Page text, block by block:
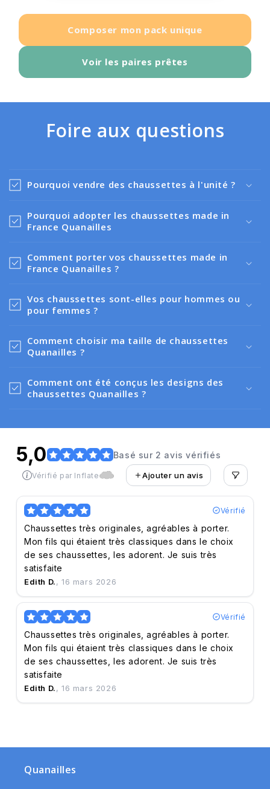
Composer mon pack unique
Voir les paires prêtes
Foire aux questions
Pourquoi vendre des chaussettes à l'unité ?
Pourquoi adopter les chaussettes made in
France Quanailles
Comment porter vos chaussettes made in
France Quanailles ?
Vos chaussettes sont-elles pour hommes ou
pour femmes ?
Comment choisir ma taille de chaussettes
Quanailles ?
Comment ont été conçus les designs des
chaussettes Quanailles ?
5,0 Basé sur 2 avis vérifiés
Vérifié par Inflate Ajouter un avis
Vérifié
Chaussettes très originales, agréables à porter.
Mon fils qui étaient très classiques dans le choix
de ses chaussettes, les adorent. Je suis très
satisfaite
Edith D., 16 mars 2026
Vérifié
Chaussettes très originales, agréables à porter.
Mon fils qui étaient très classiques dans le choix
de ses chaussettes, les adorent. Je suis très
satisfaite
Edith D., 16 mars 2026
Quanailles